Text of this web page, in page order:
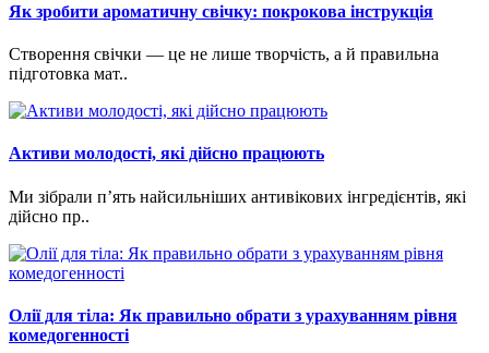
Як зробити ароматичну свічку: покрокова інструкція
Створення свічки — це не лише творчість, а й правильна
підготовка мат..
Активи молодості, які дійсно працюють
Ми зібрали п’ять найсильніших антивікових інгредієнтів, які
дійсно пр..
Олії для тіла: Як правильно обрати з урахуванням рівня
комедогенності